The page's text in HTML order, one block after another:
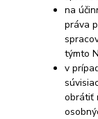
na
práva
týmto
v
obrátiť